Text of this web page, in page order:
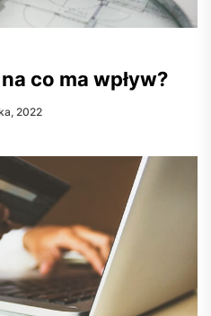
co ma wpływ?
2022